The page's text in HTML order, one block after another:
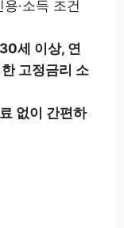
·소득 조건
세 이상, 연
고정금리 소
없이 간편하